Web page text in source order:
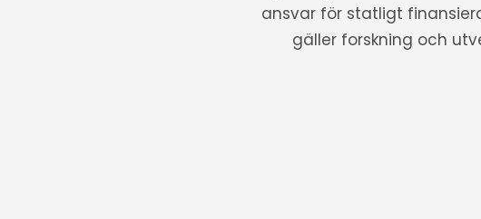
ansvar för statligt
gäller forskning och